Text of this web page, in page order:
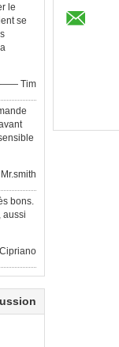
le
se
—— Tim
bons.
aussi